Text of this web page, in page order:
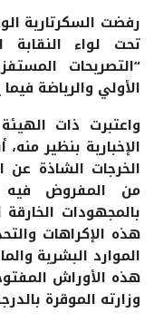
رفضت السكرتارية
“التصريحات
الأولي والرياضة
واعتبرت ذات
الإخبارية بنظير
الخرجات الشاذة
من المفروض
بالمجهودات
هذه الإكراهات
الموارد البشرية
هذه الأوراش
وزارته الموقرة